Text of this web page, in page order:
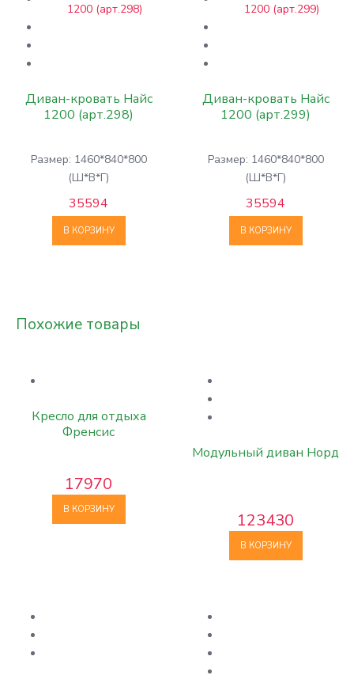
Диван-кровать Найс
1200 (арт.298)
Размер: 1460*840*800
(Ш*В*Г)
35594
В КОРЗИНУ
Диван-кровать Найс
1200 (арт.299)
Размер: 1460*840*800
(Ш*В*Г)
35594
В КОРЗИНУ
Похожие товары
Кресло для отдыха
Френсис
17970
В КОРЗИНУ
Модульный диван Норд
123430
В КОРЗИНУ